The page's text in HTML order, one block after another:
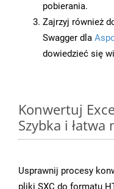
pobierania.
Zajrzyj również
Swagger dla
dowiedzieć się
Konwertuj
Szybka i łatwa
Usprawnij procesy
pliki SXC do formatu